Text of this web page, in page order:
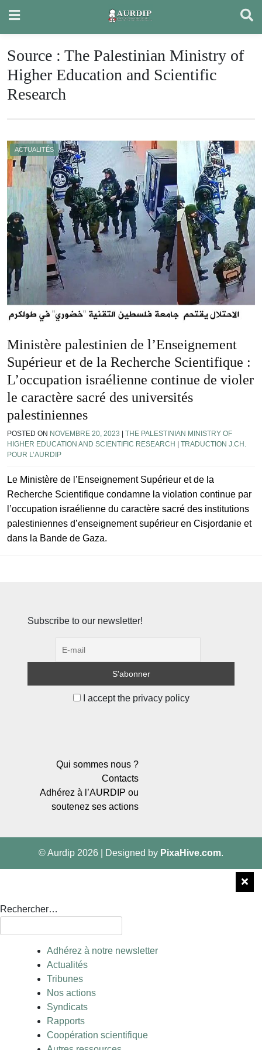
content
Source : The Palestinian Ministry of
Higher Education and Scientific
Research
ACTUALITÉS
Ministère palestinien de l’Enseignement
Supérieur et de la Recherche Scientifique :
L’occupation israélienne continue de violer
le caractère sacré des universités
palestiniennes
POSTED ON NOVEMBRE 20, 2023
THE PALESTINIAN MINISTRY OF
HIGHER EDUCATION AND SCIENTIFIC RESEARCH
TRADUCTION J.CH.
POUR L’AURDIP
Le Ministère de l’Enseignement Supérieur et de la
Recherche Scientifique condamne la violation continue par
l’occupation israélienne du caractère sacré des institutions
palestiniennes d’enseignement supérieur en Cisjordanie et
dans la Bande de Gaza.
Subscribe to our newsletter!
I accept the privacy policy
Qui sommes nous ?
Contacts
Adhérez à l’AURDIP ou
soutenez ses actions
© Aurdip 2026 Designed by PixaHive.com.
Rechercher…
Adhérez à notre newsletter
Actualités
Tribunes
Nos actions
Syndicats
Rapports
Coopération scientifique